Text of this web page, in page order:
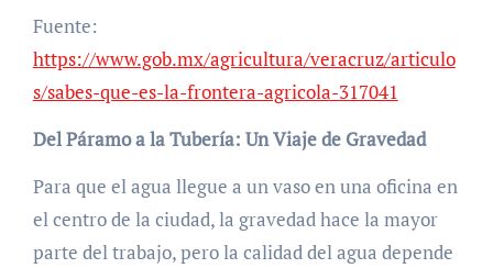
Fuente:
https://www.gob.mx/agricultura/veracruz/articulo
s/sabes-que-es-la-frontera-agricola-317041
Del Páramo a la Tubería: Un Viaje de Gravedad
Para que el agua llegue a un vaso en una oficina en
el centro de la ciudad, la gravedad hace la mayor
parte del trabajo, pero la calidad del agua depende